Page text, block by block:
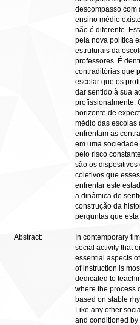
descompasso com
ensino médio
não é diferente.
pela nova política
estruturais da
professores. É
contraditórias que
escolar que os
dar sentido à sua
profissionalmente.
horizonte de
médio das escolas
enfrentam as
em uma
pelo risco
são os
coletivos que
enfrentar este
a dinâmica de
construção da
perguntas que
Abstract:
In contemporary
social activity that
essential aspects
of instruction is
dedicated to
where the process
based on stable
Like any other
and conditioned